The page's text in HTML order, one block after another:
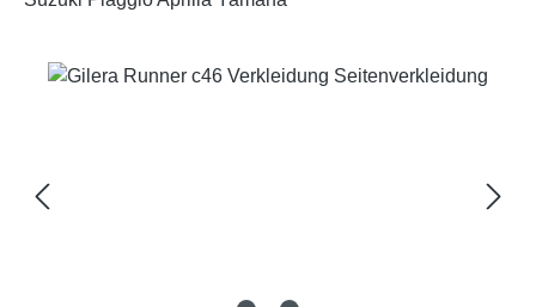
Bildergalerie überspringen